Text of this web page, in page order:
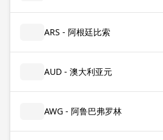
ARS - 阿根廷比索
AUD - 澳大利亚元
AWG - 阿鲁巴弗罗林